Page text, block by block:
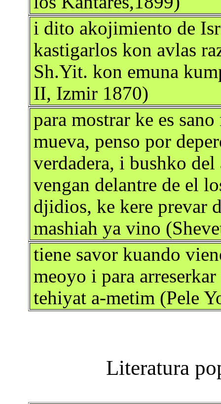
i dito akojimiento de
kastigarlos kon avlas
Sh.Yit. kon emuna
II, Izmir 1870)
para mostrar ke es
mueva, penso por
verdadera, i bushko
vengan delantre de el
djidios, ke kere prevar
mashiah ya vino
tiene savor kuando
meoyo i para
tehiyat a-metim (Pele